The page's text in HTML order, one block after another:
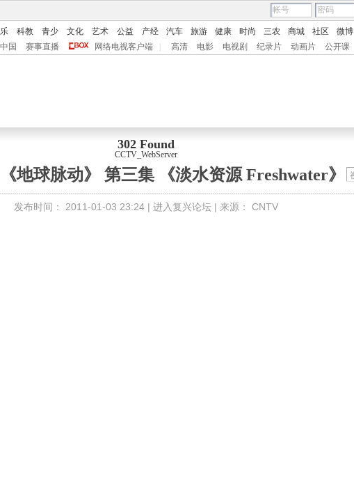
科教 青少 文化 艺术 公益 产经 汽车 旅游 健康 时尚 三农 商城 社区 微博
国 赛事直播 网络电视客户端 高清 电影 电视剧 纪录片 动画片 公开课
302 Found
CCTV_WebServer
地球脉动》 第三集 《淡水资源 Freshwater》
发布时间： 2011-01-03 23:24 | 进入复兴论坛 | 来源： CNTV